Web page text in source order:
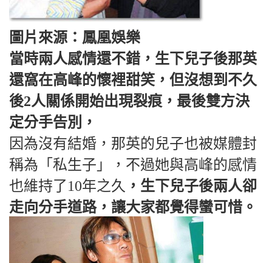
圖片來源：鳳凰娛樂
當時兩人感情還不錯，生下兒子後那英
還窩在高峰的懷裡甜笑，但沒想到不久
後2人關係開始出現裂痕，最後雙方決
定分手告別，
因為沒有結婚，那英的兒子也被媒體封
稱為「私生子」，不過她與高峰的感情
也維持了10年之久 ，生下兒子後兩人卻
走向分手道路，讓大家都覺得蠻可惜。